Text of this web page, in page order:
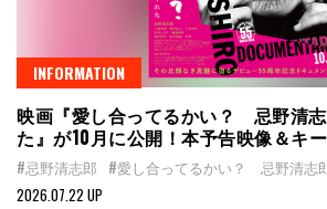
INFORMATION
映画『愛し合ってるかい？ 忌野清
た』が10月に公開！本予告映像＆キ
#忌野清志郎 #愛し合ってるかい？ 忌野清志
2026.07.22 UP